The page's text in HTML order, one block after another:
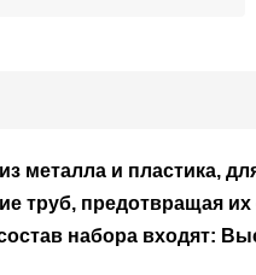
металла и пластика,
труб, предотвращая
набора входят: